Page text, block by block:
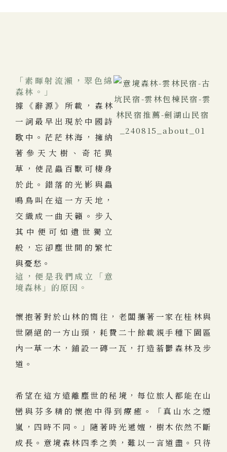
「素暉射流瀨，翠色綿
森林。」
據《辭源》所載，森林
一詞最早出現於中國詩
歌中。茫茫林海，擁納
著參天大樹、奇花異
草，使昆蟲百獸可棲身
於此。錯落的光影與蟲
鳴鳥叫在這一方天地，
交織成一曲天籟。步入
其中便可如遺世獨立
般，忘卻塵世間的繁忙
與憂愁。
這，便是我們成立「意
境森林」的原因。
懷抱著對於山林的嚮往，老闆攜著一家在桂林與
世隔絕的一方山頭，耗費二十餘載親手種下園區
內一草一木，鋪設一磚一瓦，打造蓊鬱森林及步
道。
希望在這方遠離塵世的秘境，每位旅人都能在山
巒與芬多精的懷抱中得到療癒。「真山水之煙
嵐，四時不同。」隨著時光遞嬗，樹木依然不斷
成長。意境森林四季之美，難以一言道盡。只待